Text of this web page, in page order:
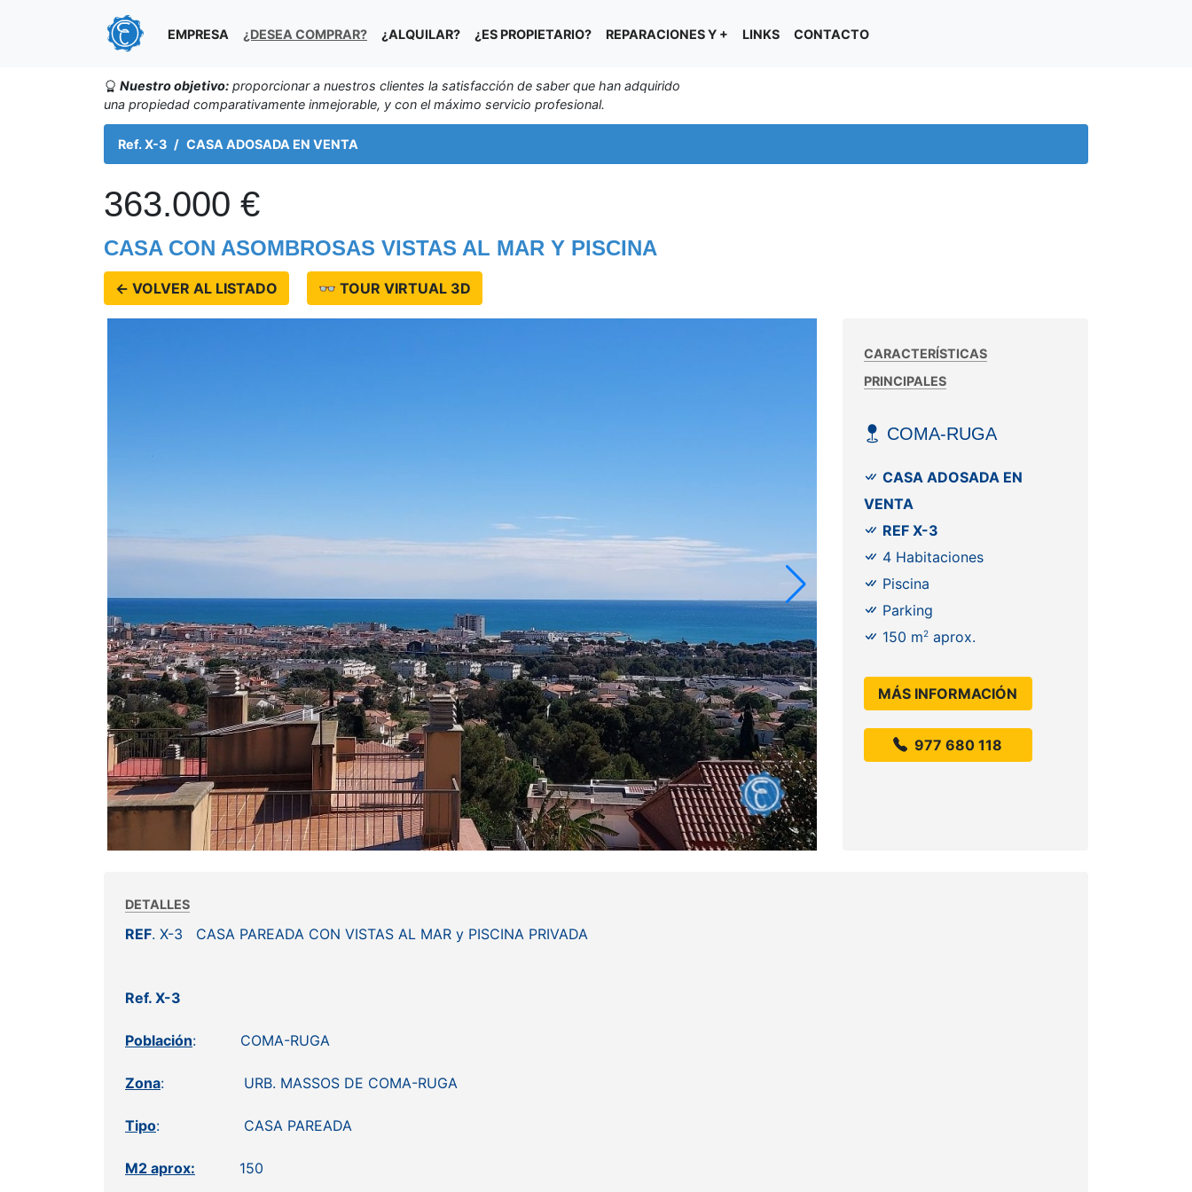
EMPRESA ¿DESEA COMPRAR? ¿ALQUILAR? ¿ES PROPIETARIO? REPARACIONES Y + LINKS CONTACTO
Nuestro objetivo: proporcionar a nuestros clientes la satisfacción de saber que han adquirido
una propiedad comparativamente inmejorable, y con el máximo servicio profesional.
Ref. X-3 CASA ADOSADA EN VENTA
363.000 €
CASA CON ASOMBROSAS VISTAS AL MAR Y PISCINA
← VOLVER AL LISTADO 👓 TOUR VIRTUAL 3D
CARACTERÍSTICAS
PRINCIPALES
COMA-RUGA
CASA ADOSADA EN
VENTA
REF X-3
4 Habitaciones
Piscina
Parking
150 m2aprox.
MÁS INFORMACIÓN
977 680 118
DETALLES
REF. X-3 CASA PAREADA CON VISTAS AL MAR y PISCINA PRIVADA
Ref. X-3
Población: COMA-RUGA
Zona: URB. MASSOS DE COMA-RUGA
Tipo: CASA PAREADA
M2 aprox: 150